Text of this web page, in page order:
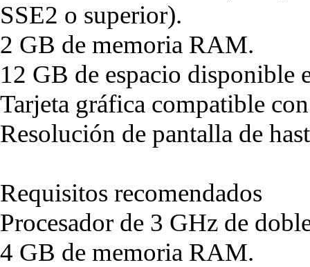
SSE2 o superior).
2 GB de memoria RAM.
12 GB de espacio disponible
Tarjeta gráfica compatible
Resolución de pantalla de
Requisitos recomendados
Procesador de 3 GHz de
4 GB de memoria RAM.